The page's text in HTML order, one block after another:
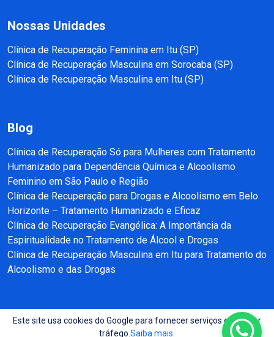
Nossas Unidades
Clínica de Recuperação Feminina em Itu (SP)
Clínica de Recuperação Masculina em Sorocaba (SP)
Clínica de Recuperação Masculina em Itu (SP)
Blog
Clínica de Recuperação Só para Mulheres com Tratamento
Humanizado para Dependência Química e Alcoolismo
Feminino em São Paulo e Região
Clínica de Recuperação para Drogas e Alcoolismo em Belo
Horizonte – Tratamento Humanizado e Eficaz
Clínica de Recuperação Evangélica: A Importância da
Espiritualidade no Tratamento de Álcool e Drogas
Clínica de Recuperação Masculina em Itu para Tratamento do
Alcoolismo e das Drogas
Copyright © 2025 - 2026 Recuperação e Reabilitação SP Todos direitos
Este site usa cookies do Google para fornecer serviços e analisar
tráfego. Saiba mais.